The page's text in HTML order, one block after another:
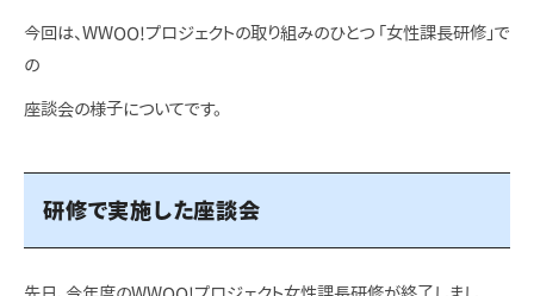
今回は、WWOO!プロジェクトの取り組みのひとつ 「女性課長研修」で
の
座談会の様子についてです。
研修で実施した座談会